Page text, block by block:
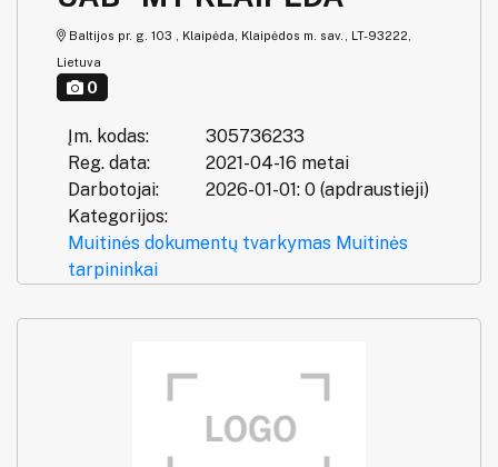
Baltijos pr. g. 103 , Klaipėda, Klaipėdos m. sav., LT-93222,
Lietuva
0
Įm. kodas:
305736233
Reg. data:
2021-04-16 metai
Darbotojai:
2026-01-01: 0 (apdraustieji)
Kategorijos:
Muitinės dokumentų tvarkymas Muitinės
tarpininkai